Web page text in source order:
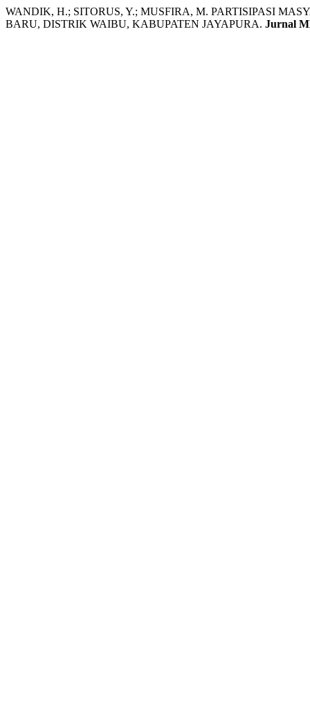
WANDIK, H.; SITORUS, Y.; MUSFIRA, M. PARTISIPASI
BARU, DISTRIK WAIBU, KABUPATEN JAYAPURA. Jurnal